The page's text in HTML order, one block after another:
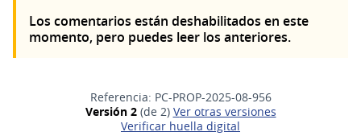
Los comentarios están deshabilitados en este
momento, pero puedes leer los anteriores.
Referencia: PC-PROP-2025-08-956
Versión 2(de 2)
ver otras versiones
Verificar huella digital